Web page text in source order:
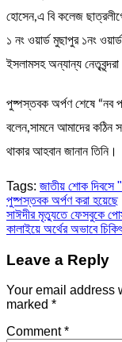
হোসেন,এ বি কলেজ
১ নং ওয়ার্ড মুছাপুর ১নং
ইসলামসহ অন্যান্য
পুষ্পস্তবক অর্পণ শেষে “নব
বলেন,সামনে আমাদের কঠিন
থাকার আহবান জানান তিনি।
Tags: জাতীয় শোক দিবসে
পুষ্পস্তবক অর্পণ করা হয়েছে
Post
navigation
সাঈদীর মৃত্যুতে ফেসবুকে
কালাইয়ে অর্থের অভাবে
Leave a Reply
Your email address
marked *
Comment*